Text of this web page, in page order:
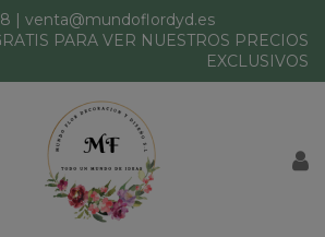
| venta@mundoflordyd.es
PARA VER NUESTROS PRECIOS
EXCLUSIVOS